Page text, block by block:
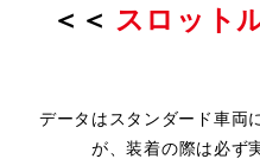
HARLEY DAVIDSON
＜＜ スロット
データはスタンダード車両
が、装着の際は必ず